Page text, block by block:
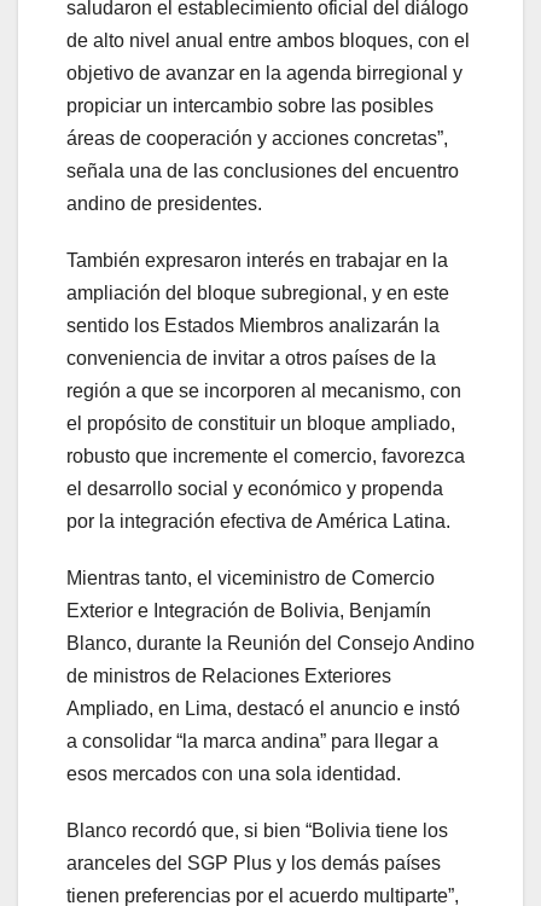
saludaron el establecimiento oficial del diálogo
de alto nivel anual entre ambos bloques, con el
objetivo de avanzar en la agenda birregional y
propiciar un intercambio sobre las posibles
áreas de cooperación y acciones concretas”,
señala una de las conclusiones del encuentro
andino de presidentes.
También expresaron interés en trabajar en la
ampliación del bloque subregional, y en este
sentido los Estados Miembros analizarán la
conveniencia de invitar a otros países de la
región a que se incorporen al mecanismo, con
el propósito de constituir un bloque ampliado,
robusto que incremente el comercio, favorezca
el desarrollo social y económico y propenda
por la integración efectiva de América Latina.
Mientras tanto, el viceministro de Comercio
Exterior e Integración de Bolivia, Benjamín
Blanco, durante la Reunión del Consejo Andino
de ministros de Relaciones Exteriores
Ampliado, en Lima, destacó el anuncio e instó
a consolidar “la marca andina” para llegar a
esos mercados con una sola identidad.
Blanco recordó que, si bien “Bolivia tiene los
aranceles del SGP Plus y los demás países
tienen preferencias por el acuerdo multiparte”,